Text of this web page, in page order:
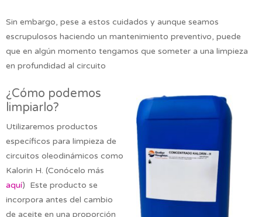
Sin embargo, pese a estos cuidados y aunque seamos
escrupulosos haciendo un mantenimiento preventivo, puede
que en algún momento tengamos que someter a una limpieza
en profundidad al circuito
¿Cómo podemos
limpiarlo?
Utilizaremos productos
específicos para limpieza de
circuitos oleodinámicos como
Kalorin H. (Conócelo más
aquí) Este producto se
incorpora antes del cambio
de aceite en una proporción